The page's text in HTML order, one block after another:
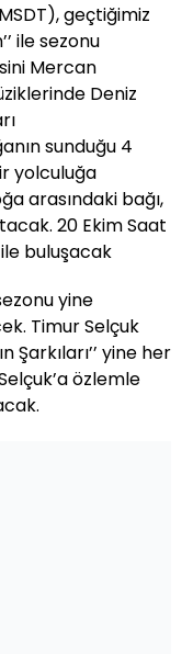
geçtiğimiz
ile sezonu
Mercan
Deniz
sunduğu 4
yolculuğa
arasındaki bağı,
20 Ekim Saat
ile buluşacak
yine
Timur Selçuk
Şarkıları’’ yine her
özlemle